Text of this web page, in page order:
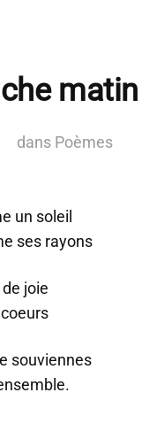
matin
dans Poèmes
un soleil
ses rayons
joie
souviennes